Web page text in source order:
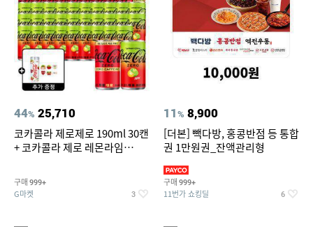
44% 25,710
코카콜라 제로제로 190ml 30캔
+ 코카콜라 제로 레몬라임
티커 세트
구매 999+
G마켓 3
11% 8,900
[더본] 빽다방, 홍콩반점 등 통합
권 1만원권_잔액관리형
구매 999+
11번가 쇼킹딜 6